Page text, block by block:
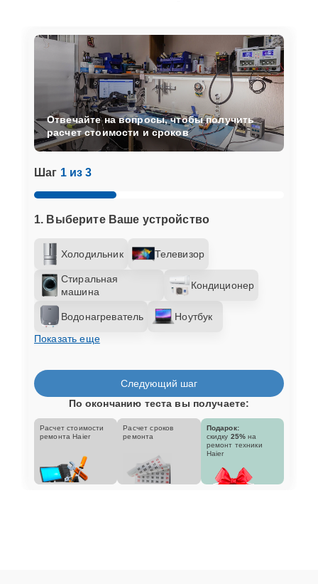
Шаг 1 из 3
1. Выберите Ваше устройство
Холодильник Телевизор
Стиральная
машина
Кондиционер
Водонагреватель
Ноутбук
Показать еще
Отвечайте на вопросы, чтобы получить
расчет стоимости и сроков
Следующий шаг
По окончанию теста вы получаете:
Расчет стоимости
ремонта Haier
Расчет сроков
ремонта
Подарок:
скидку 25% на
ремонт техники
Haier